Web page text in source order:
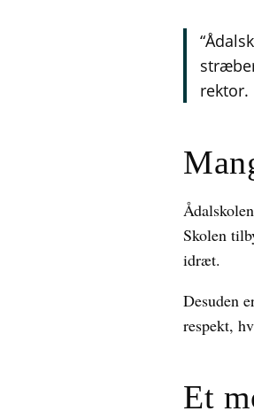
rektor.
Skolen
idræt.
Desuden
respekt,
Et